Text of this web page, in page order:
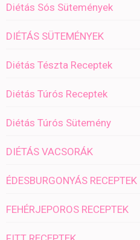
Diétás Sós Sütemények
DIÉTÁS SÜTEMÉNYEK
Diétás Tészta Receptek
Diétás Túrós Receptek
Diétás Túrós Sütemény
DIÉTÁS VACSORÁK
ÉDESBURGONYÁS RECEPTEK
FEHÉRJEPOROS RECEPTEK